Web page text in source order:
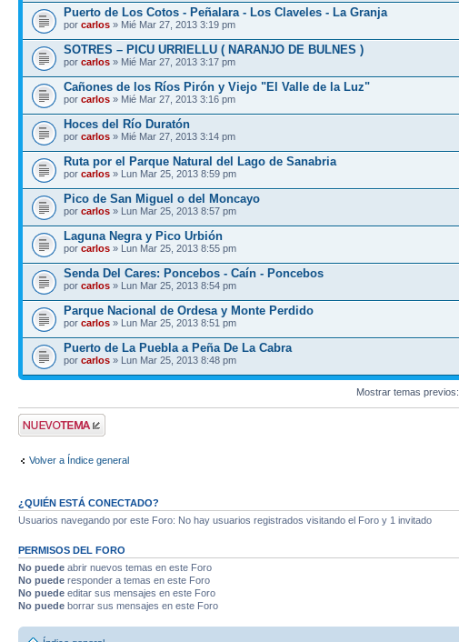
Puerto de Los Cotos - Peñalara - Los Claveles - La Granja
por carlos » Mié Mar 27, 2013 3:19 pm
SOTRES – PICU URRIELLU ( NARANJO DE BULNES )
por carlos » Mié Mar 27, 2013 3:17 pm
Cañones de los Ríos Pirón y Viejo "El Valle de la Luz"
por carlos » Mié Mar 27, 2013 3:16 pm
Hoces del Río Duratón
por carlos » Mié Mar 27, 2013 3:14 pm
Ruta por el Parque Natural del Lago de Sanabria
por carlos » Lun Mar 25, 2013 8:59 pm
Pico de San Miguel o del Moncayo
por carlos » Lun Mar 25, 2013 8:57 pm
Laguna Negra y Pico Urbión
por carlos » Lun Mar 25, 2013 8:55 pm
Senda Del Cares: Poncebos - Caín - Poncebos
por carlos » Lun Mar 25, 2013 8:54 pm
Parque Nacional de Ordesa y Monte Perdido
por carlos » Lun Mar 25, 2013 8:51 pm
Puerto de La Puebla a Peña De La Cabra
por carlos » Lun Mar 25, 2013 8:48 pm
Mostrar temas previos:
Publicar un nuevo
tema
Volver a Índice general
¿QUIÉN ESTÁ CONECTADO?
Usuarios navegando por este Foro: No hay usuarios registrados visitando el Foro y 1 invitado
PERMISOS DEL FORO
No puede abrir nuevos temas en este Foro
No puede responder a temas en este Foro
No puede editar sus mensajes en este Foro
No puede borrar sus mensajes en este Foro